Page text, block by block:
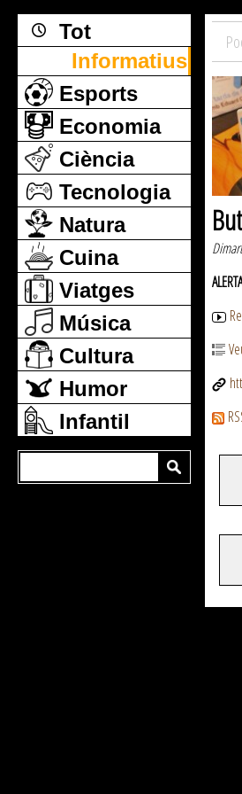
Tot
Informatius
Esports
Economia
Ciència
Tecnologia
Natura
Cuina
Viatges
Música
Cultura
Humor
Infantil